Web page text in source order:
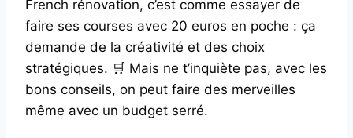
French rénovation, c’est comme essayer de
faire ses courses avec 20 euros en poche : ça
demande de la créativité et des choix
stratégiques. 🛒 Mais ne t’inquiète pas, avec les
bons conseils, on peut faire des merveilles
même avec un budget serré.